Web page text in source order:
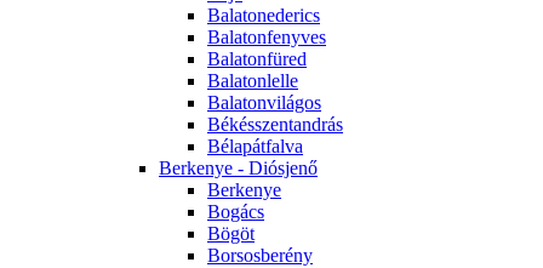
Balatonederics
Balatonfenyves
Balatonfüred
Balatonlelle
Balatonvilágos
Békésszentandrás
Bélapátfalva
Berkenye - Diósjenő
Berkenye
Bogács
Bögöt
Borsosberény